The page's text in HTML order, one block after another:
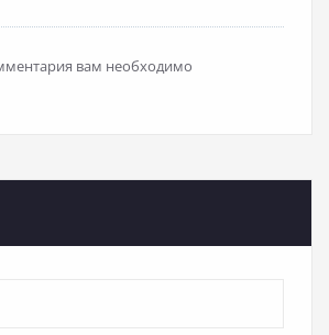
вам необходимо